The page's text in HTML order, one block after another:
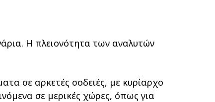
Η πλειονότητα των αναλυτών
σε αρκετές σοδειές, µε κυρίαρχο
σε µερικές χώρες, όπως για